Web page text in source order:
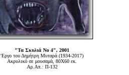
"Τα Σκυλιά Νο 4", 2001
'Εργο του Δημήτρη Μυταρά (1934-2017)
Ακρυλικό σε μουσαμά, 80Χ60 εκ.
Αρ.Απ.: Π-132